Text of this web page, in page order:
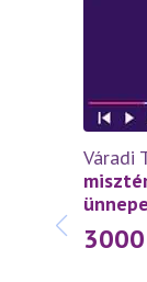
Váradi
ünnepe
3000